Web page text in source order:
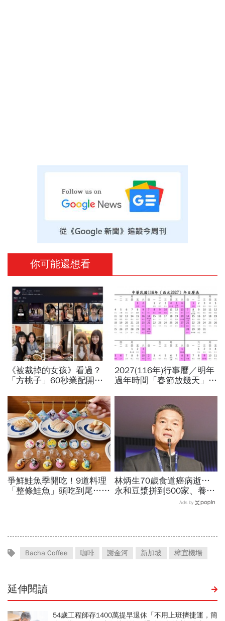
你可能還想看
《被裁掉的女孩》看過？
「方桃子」60秒業配開價
演到比真人還真：讓網紅反
學她
2027(116年)行事曆／明年
過年時間「春節放幾天」、
爭鮮鮭魚季開吃！9道料理
「整條鮭魚」頭吃到尾…藏
林炳生70歲食道癌病逝…
永和豆漿拼到500家、養生
愛運動為何罹癌？食道癌初
Ads by
Bacha Coffee 咖啡 謝金河 新加坡 樟宜機場
延伸閱讀
54歲工程師存1400萬提早退休「不用上班擠捷運，簡